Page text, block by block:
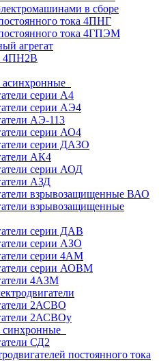
в сборе
тока 4ПНГ
тока 4ГПЭМ
агрегат
4ПН2В
асинхронные
серии А4
серии АЭ4
АЭ-113
серии АО4
серии ДАЗО
АК4
серии АОД
АЗД
взрывозащищенные ВАО
взрывозащищенные
серии ДАВ
серии АЗО
серии 4АМ
серии АОВМ
4АЗМ
2АСВО
2АСВОу
синхронные
СД2
постоянного тока